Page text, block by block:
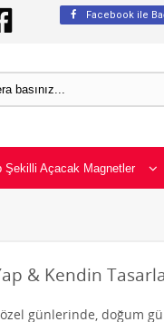
Facebook ile
Şekilli Açacak Magnetler
& Kendin
günlerinde, doğum